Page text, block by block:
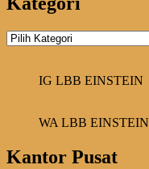
Kategori
IG LBB EINSTEIN
WA LBB EINSTEIN
Kantor Pusat